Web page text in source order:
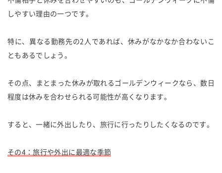
しやすい理由の一つです。
特に、異なる勤務先の2人であれば、休みがなかなか合わないこ
ともあるでしょう。
その点、まとまった休みが取れるゴールデンウィークなら、数日
程度は休みを合わせられる可能性が高くなります。
すると、一緒に外出したり、旅行に行ったりしたくなるのです。
その4：旅行や外出に最適な季節